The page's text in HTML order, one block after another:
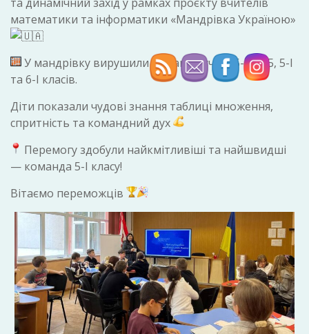
математики та інформатики «Мандрівка Україною»
У мандрівку вирушили команди учнів 5-А, 5-Б, 5-І
та 6-І класів.
Діти показали чудові знання таблиці множення,
спритність та командний дух
Перемогу здобули найкмітливіші та найшвидші
— команда 5-І класу!
Вітаємо переможців